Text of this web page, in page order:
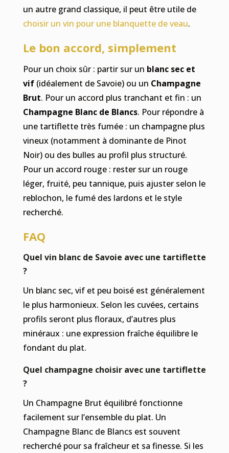
un autre grand classique, il peut être utile de
choisir un vin pour une blanquette de veau.
Le bon accord, simplement
Pour un choix sûr : partir sur un blanc sec et
vif(idéalement de Savoie) ou un Champagne
Brut. Pour un accord plus tranchant et fin : un
Champagne Blanc de Blancs. Pour répondre à
une tartiflette très fumée : un champagne plus
vineux (notamment à dominante de Pinot
Noir) ou des bulles au profil plus structuré.
Pour un accord rouge : rester sur un rouge
léger, fruité, peu tannique, puis ajuster selon le
reblochon, le fumé des lardons et le style
recherché.
FAQ
Quel vin blanc de Savoie avec une tartiflette
?
Un blanc sec, vif et peu boisé est généralement
le plus harmonieux. Selon les cuvées, certains
profils seront plus floraux, d’autres plus
minéraux : une expression fraîche équilibre le
fondant du plat.
Quel champagne choisir avec une tartiflette
?
Un Champagne Brut équilibré fonctionne
facilement sur l’ensemble du plat. Un
Champagne Blanc de Blancs est souvent
recherché pour sa fraîcheur et sa finesse. Si les